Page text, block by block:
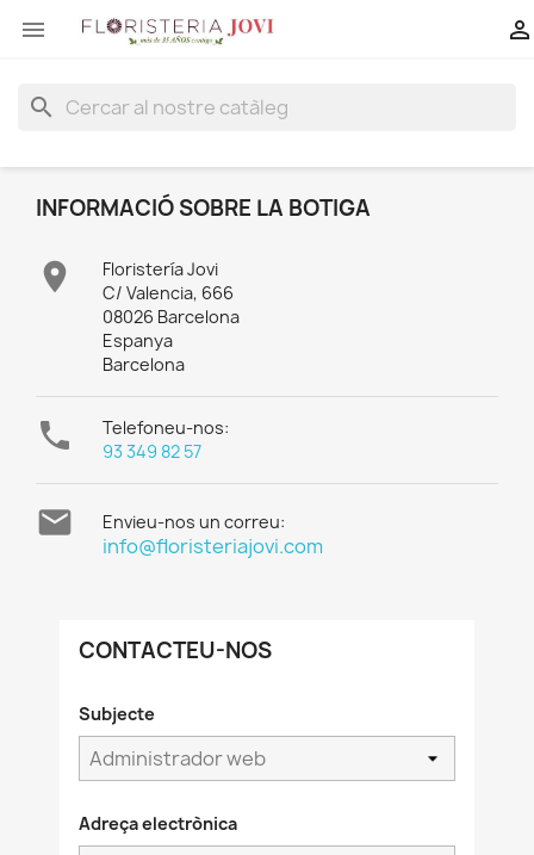
 
search
INFORMACIÓ SOBRE LA BOTIGA

Floristería Jovi
C/ Valencia, 666
08026 Barcelona
Espanya
Barcelona

Telefoneu-nos:
93 349 82 57
 Envieu-nos un correu:
info@floristeriajovi.com
CONTACTEU-NOS
Subjecte
Adreça electrònica